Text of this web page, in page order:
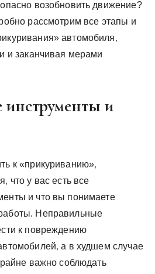
возобновить движение?
рассмотрим все этапы и
автомобиля‚
и заканчивая мерами
и
к «прикуриванию»‚
что у вас есть все
и что вы понимаете
Неправильные
к повреждению
а в худшем случае
важно соблюдать